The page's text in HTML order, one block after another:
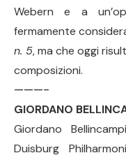
Webern e a
fermamente
n. 5, ma che oggi
composizioni.
———-
GIORDANO
Giordano
Duisburg